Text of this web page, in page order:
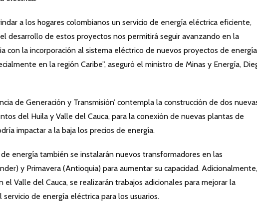
a los hogares colombianos un servicio de energía eléctrica eficiente,
desarrollo de estos proyectos nos permitirá seguir avanzando en la
con la incorporación al sistema eléctrico de nuevos proyectos de energía
en la región Caribe”, aseguró el ministro de Minas y Energía,
de Generación y Transmisión’ contempla la construcción de dos
del Huila y Valle del Cauca, para la conexión de nuevas plantas de
impactar a la baja los precios de energía.
energía también se instalarán nuevos transformadores en las
y Primavera (Antioquia) para aumentar su capacidad. Adicionalmente,
el Valle del Cauca, se realizarán trabajos adicionales para mejorar la
de energía eléctrica para los usuarios.